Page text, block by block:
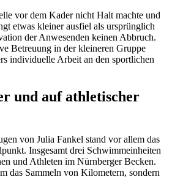
vor dem Kader nicht Halt machte und
etwas kleiner ausfiel als ursprünglich
der Anwesenden keinen Abbruch.
Betreuung in der kleineren Gruppe
individuelle Arbeit an den sportlichen
und auf athletischer
von Julia Fankel stand vor allem das
Insgesamt drei Schwimmeinheiten
und Athleten im Nürnberger Becken.
das Sammeln von Kilometern, sondern